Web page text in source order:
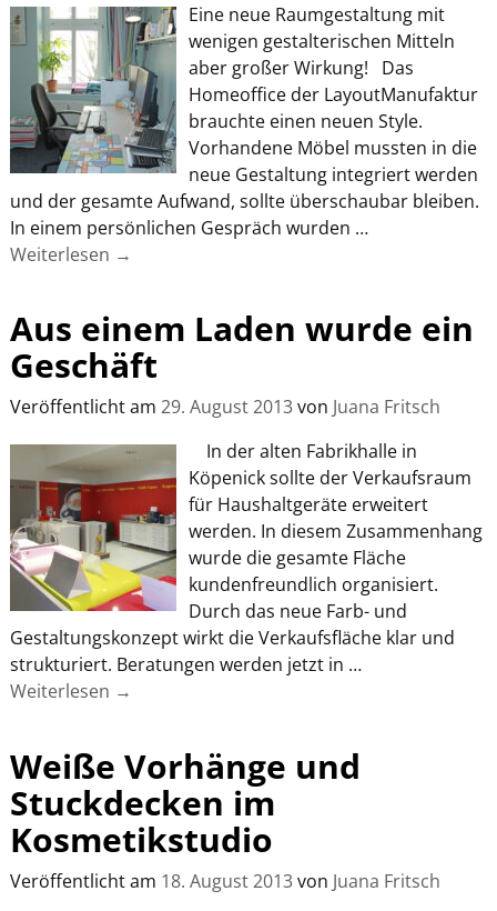
Eine neue Raumgestaltung mit
wenigen gestalterischen Mitteln
aber großer Wirkung! Das
Homeoffice der LayoutManufaktur
brauchte einen neuen Style.
Vorhandene Möbel mussten in die
neue Gestaltung integriert werden
und der gesamte Aufwand, sollte überschaubar bleiben.
In einem persönlichen Gespräch wurden …
Weiterlesen →
Aus einem Laden wurde ein
Geschäft
Veröffentlicht am 29. August 2013von Juana Fritsch
In der alten Fabrikhalle in
Köpenick sollte der Verkaufsraum
für Haushaltgeräte erweitert
werden. In diesem Zusammenhang
wurde die gesamte Fläche
kundenfreundlich organisiert.
Durch das neue Farb- und
Gestaltungskonzept wirkt die Verkaufsfläche klar und
strukturiert. Beratungen werden jetzt in …
Weiterlesen →
Weiße Vorhänge und
Stuckdecken im
Kosmetikstudio
Veröffentlicht am 18. August 2013von Juana Fritsch